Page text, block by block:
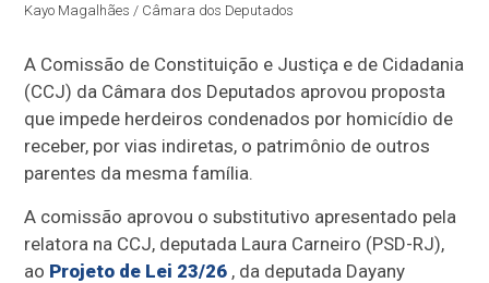
Kayo Magalhães / Câmara dos Deputados
A Comissão de Constituição e Justiça e de Cidadania
(CCJ) da Câmara dos Deputados aprovou proposta
que impede herdeiros condenados por homicídio de
receber, por vias indiretas, o patrimônio de outros
parentes da mesma família.
A comissão aprovou osubstitutivo apresentado pela
relatora na CCJ, deputada Laura Carneiro (PSD-RJ),
ao Projeto de Lei 23/26 , da deputada Dayany